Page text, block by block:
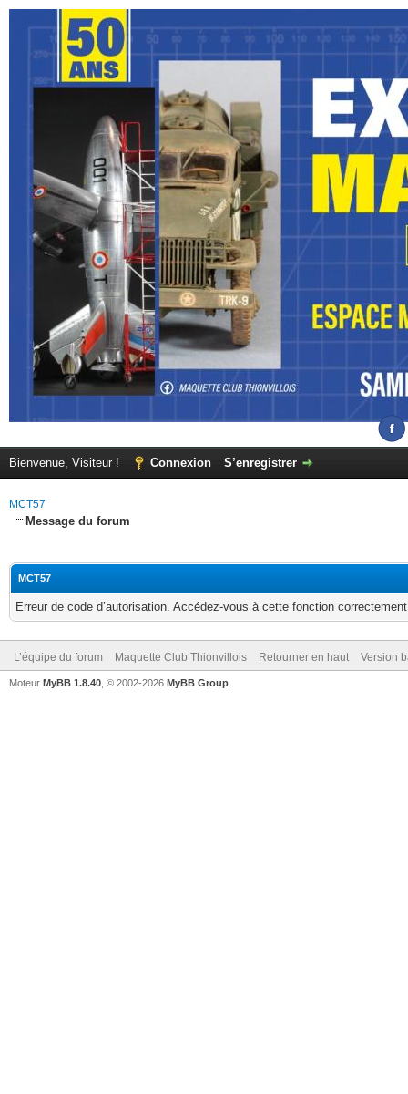
Bienvenue, Visiteur ! Connexion S’enregistrer
MCT57
Message du forum
MCT57
Erreur de code d’autorisation. Accédez-vous à cette fonction
L’équipe du forum Maquette Club Thionvillois Retourner en haut Version
Moteur MyBB 1.8.40 , © 2002-2026 MyBB Group